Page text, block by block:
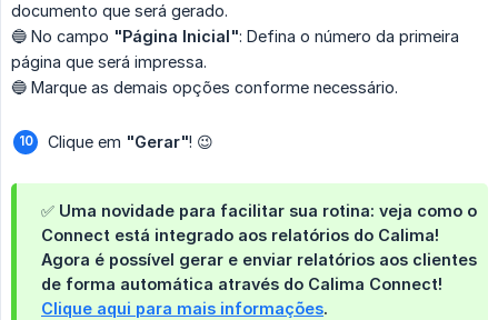
documento que será gerado.
🔵 No campo "Página Inicial": Defina o número da primeira
página que será impressa.
🔵 Marque as demais opções conforme necessário.
Clique em "Gerar"! 😉
✅ Uma novidade para facilitar sua rotina: veja como o
Connect está integrado aos relatórios do Calima!
Agora é possível gerar e enviar relatórios aos clientes
de forma automática através do Calima Connect!
Clique aqui para mais informações.